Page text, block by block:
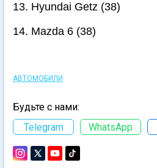
13. Hyundai Getz (38)
14. Mazda 6 (38)
АВТОМОБИЛИ
Будьте с нами:
Telegram
WhatsApp